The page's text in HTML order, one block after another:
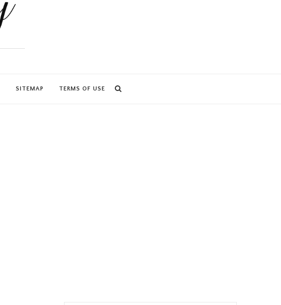
SITEMAP TERMS OF USE